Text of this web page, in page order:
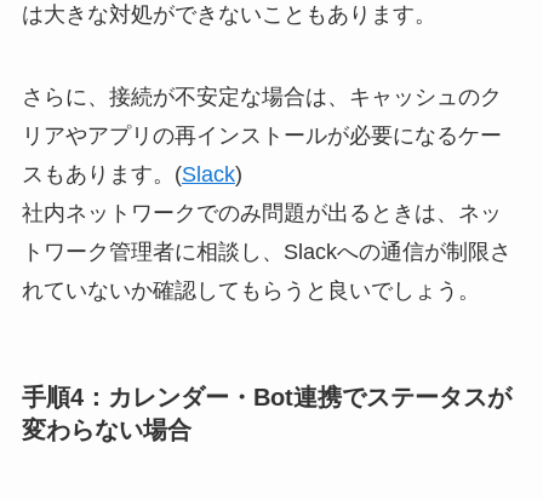
は大きな対処ができないこともあります。
さらに、接続が不安定な場合は、キャッシュのク
リアやアプリの再インストールが必要になるケー
スもあります。(Slack)
社内ネットワークでのみ問題が出るときは、ネッ
トワーク管理者に相談し、Slackへの通信が制限さ
れていないか確認してもらうと良いでしょう。
手順4：カレンダー・Bot連携でステータスが
変わらない場合